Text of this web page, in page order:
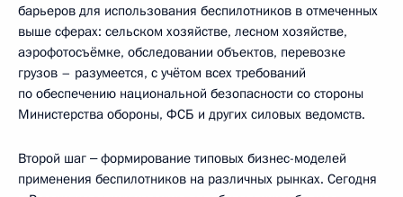
барьеров для использования беспилотников в отмеченных
выше сферах: сельском хозяйстве, лесном хозяйстве,
аэрофотосъёмке, обследовании объектов, перевозке
грузов – разумеется, с учётом всех требований
по обеспечению национальной безопасности со стороны
Министерства обороны, ФСБ и других силовых ведомств.
Второй шаг ‒ формирование типовых бизнес-моделей
применения беспилотников на различных рынках. Сегодня